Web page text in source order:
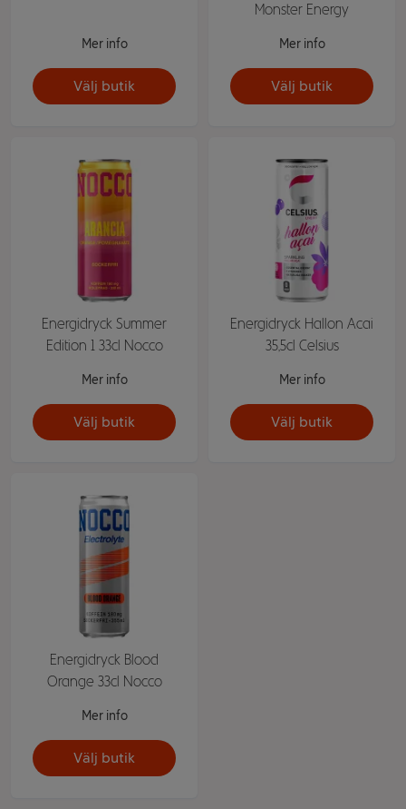
Mer info
Välj butik
Monster Energy
Mer info
Välj butik
Energidryck Summer
Edition 1 33cl Nocco
Mer info
Välj butik
Energidryck Hallon Acai
35,5cl Celsius
Mer info
Välj butik
Energidryck Blood
Orange 33cl Nocco
Mer info
Välj butik